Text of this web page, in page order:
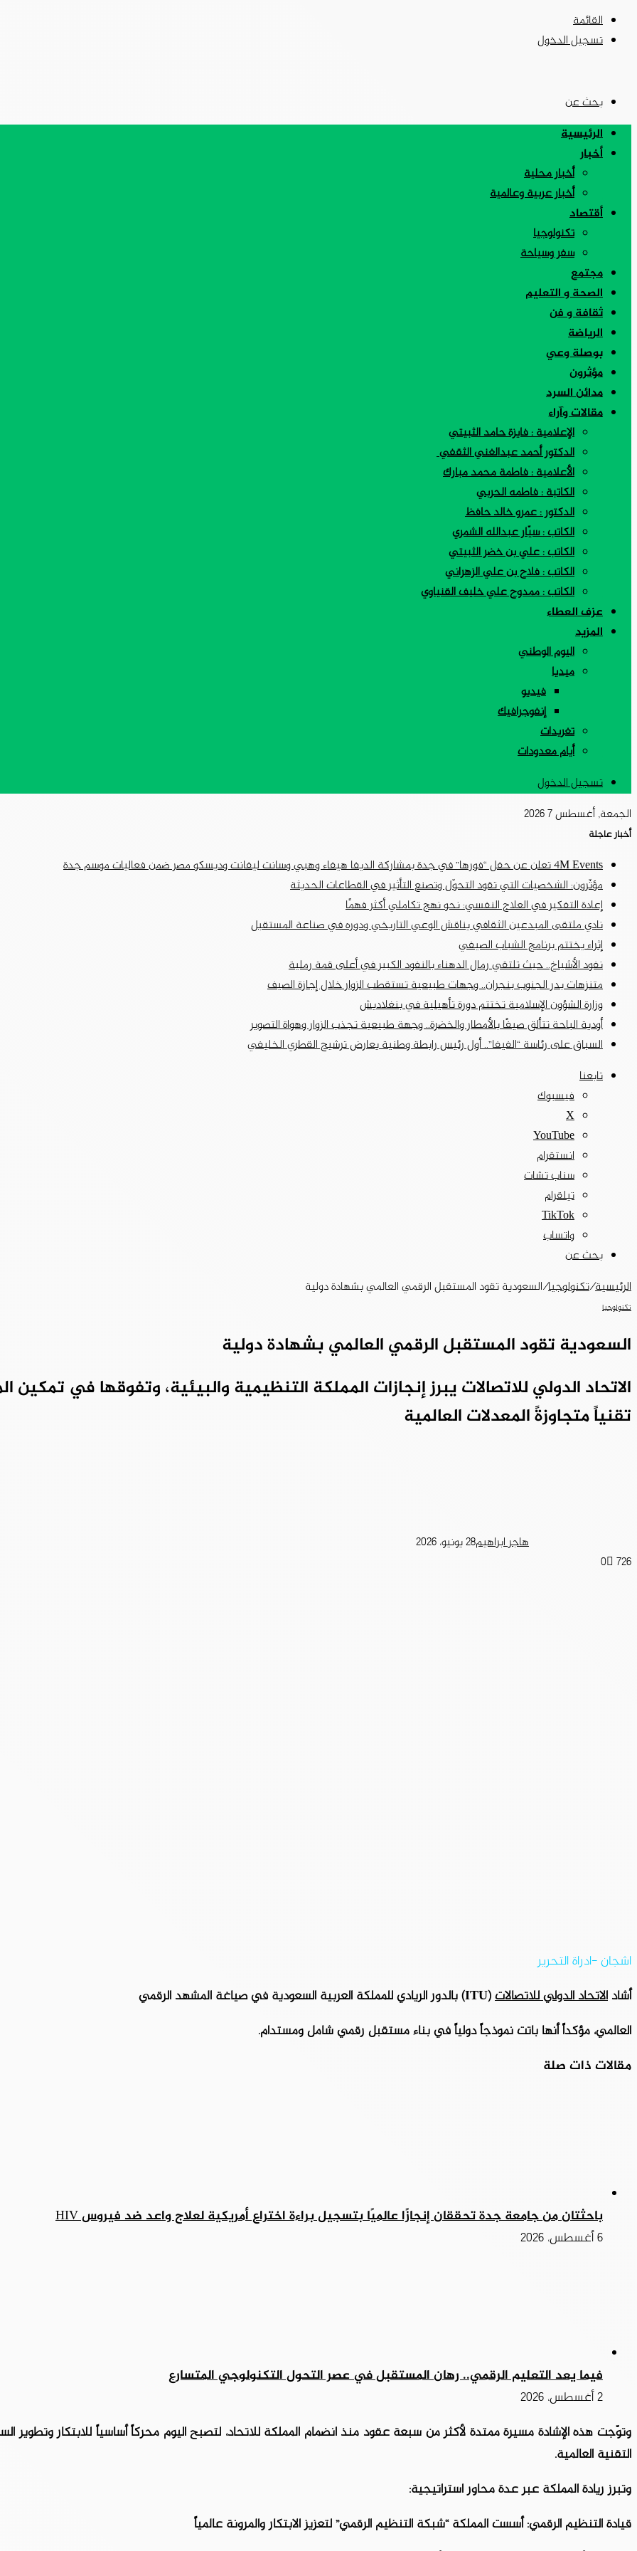
القائمة
تسجيل الدخول
بحث عن
الرئيسية
أخبار
أخبار محلية
أخبار عربية وعالمية
أقتصاد
تكنولوجيا
سفر وسياحة
مجتمع
الصحة و التعليم
ثقافة و فن
الرياضة
بوصلة وعي
مؤثرون
مدائن السرد
مقالات وآراء
الإعلامية : فايزة حامد الثبيتي
الدكتور أحمد عبدالغني الثقفي
الأعلامية : فاطمة محمد مبارك
الكاتبة : فاطمه الحربي
الدكتور : عمرو خالد حافظ
الكاتب : سيّار عبدالله الشمري
الكاتب : علي بن خضر الثبيتي
الكاتب : فلاح بن علي الزهراني
الكاتب : ممدوح علي خليف القنياوي
عزف العطاء
المزيد
اليوم الوطني
ميديا
فيديو
إنفوجرافيك
تغريدات
أيام معدودات
تسجيل الدخول
الجمعة, أغسطس 7 2026
أخبار عاجلة
4M Events تعلن عن حفل “فورها” في جدة بمشاركة الديفا هيفاء وهبي وسانت ليفانت وديسكو مصر ضمن فعاليات موسم جدة
مؤثّرون: الشخصيات التي تقود التحوّل وتصنع التأثير في القطاعات الحديثة
إعادة التفكير في العلاج النفسي: نحو نهج تكاملي أكثر فهمًا
نادي ملتقى المبدعين الثقافي يناقش الوعي التاريخي ودوره في صناعة المستقبل
إثراء يختتم برنامج الشباب الصيفي
نفود الأشياخ.. حيث تلتقي رمال الدهناء بالنفود الكبير في أعلى قمة رملية
متنزهات بدر الجنوب بنجران.. وجهات طبيعية تستقطب الزوار خلال إجازة الصيف
وزارة الشؤون الإسلامية تختتم دورة تأهيلية في بنغلاديش
أودية الباحة تتألق صيفًا بالأمطار والخضرة.. وجهة طبيعية تجذب الزوار وهواة التصوير
السباق على رئاسة “الفيفا”.. أول رئيس رابطة وطنية يعارض ترشيح القطري الخليفي
تابعنا
فيسبوك
‫X
‫YouTube
انستقرام
سناب تشات
تيلقرام
‫TikTok
واتساب
بحث عن
الرئيسية/تكنولوجيا/السعودية تقود المستقبل الرقمي العالمي بشهادة دولية
تكنولوجيا
السعودية تقود المستقبل الرقمي العالمي بشهادة دولية
الاتحاد الدولي للاتصالات يبرز إنجازات المملكة التنظيمية والبيئية، وتفوقها في تمكين
تقنياً متجاوزةً المعدلات العالمية
هاجر ابراهيم28 يونيو، 2026
0 726
اشجان -ادراة التحرير
أشاد الاتحاد الدولي للاتصالات(ITU) بالدور الريادي للمملكة العربية السعودية في صياغة المشهد الرقمي
العالمي، مؤكداً أنها باتت نموذجاً دولياً في بناء مستقبل رقمي شامل ومستدام.
مقالات ذات صلة
باحثتان من جامعة جدة تحققان إنجازًا عالميًا بتسجيل براءة اختراع أمريكية لعلاج واعد ضد فيروس HIV
6 أغسطس، 2026
فيما يعد التعليم الرقمي.. رهان المستقبل في عصر التحول التكنولوجي المتسارع
2 أغسطس، 2026
وتوّجت هذه الإشادة مسيرة ممتدة لأكثر من سبعة عقود منذ انضمام المملكة للاتحاد، لتصبح اليوم محركاً أساسياً للابتكار وتطوير
التقنية العالمية.
وتبرز ريادة المملكة عبر عدة محاور استراتيجية:
قيادة التنظيم الرقمي: أسست المملكة “شبكة التنظيم الرقمي” لتعزيز الابتكار والمرونة عالمياً